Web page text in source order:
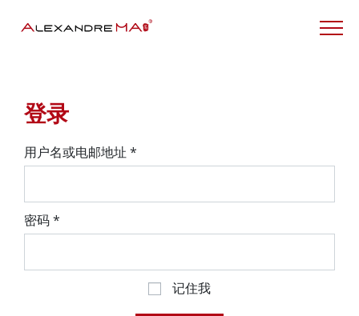
My Account – CN
登录
用户名或电邮地址 *
密码*
记住我